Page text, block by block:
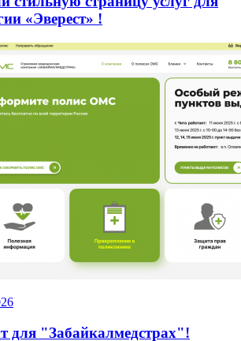
«Эверест» !
для "Забайкалмедстрах"!